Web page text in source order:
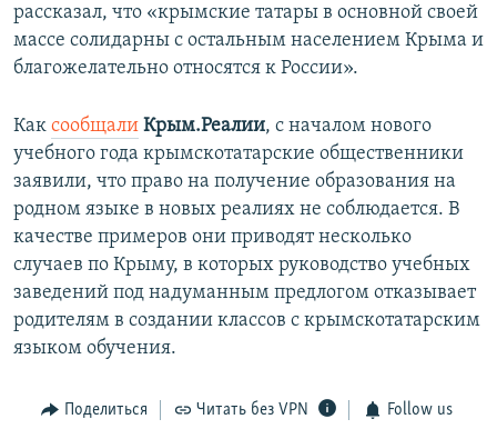
рассказал, что «крымские татары в основной своей
массе солидарны с остальным населением Крыма и
благожелательно относятся к России».
Как сообщали Крым.Реалии, с началом нового
учебного года крымскотатарские общественники
заявили, что право на получение образования на
родном языке в новых реалиях не соблюдается. В
качестве примеров они приводят несколько
случаев по Крыму, в которых руководство учебных
заведений под надуманным предлогом отказывает
родителям в создании классов с крымскотатарским
языком обучения.
Поделиться Читать без VPN Follow us